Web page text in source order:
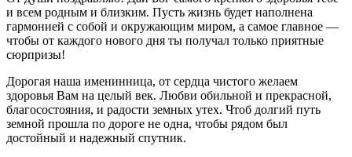
и всем родным и близким. Пусть жизнь будет наполнена
гармонией с собой и окружающим миром, а самое главное —
чтобы от каждого нового дня ты получал только приятные
сюрпризы!
Дорогая наша именинница, от сердца чистого желаем
здоровья Вам на целый век. Любви обильной и прекрасной,
благосостояния, и радости земных утех. Чтоб долгий путь
земной прошла по дороге не одна, чтобы рядом был
достойный и надежный спутник.